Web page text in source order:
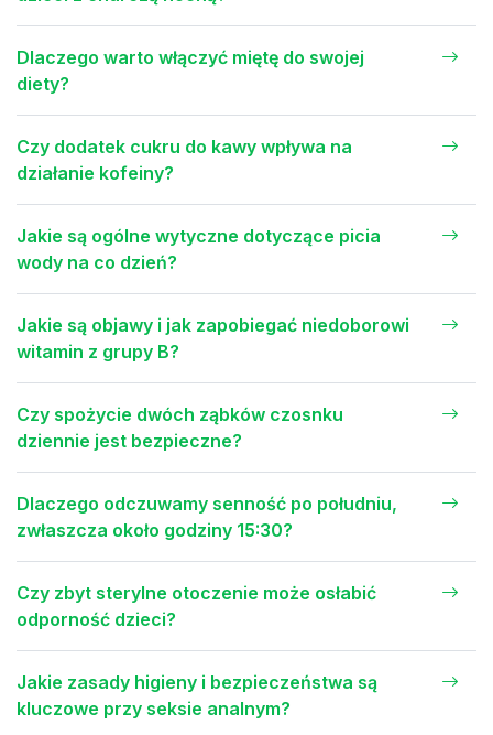
Dlaczego warto włączyć miętę do swojej
diety?
Czy dodatek cukru do kawy wpływa na
działanie kofeiny?
Jakie są ogólne wytyczne dotyczące picia
wody na co dzień?
Jakie są objawy i jak zapobiegać niedoborowi
witamin z grupy B?
Czy spożycie dwóch ząbków czosnku
dziennie jest bezpieczne?
Dlaczego odczuwamy senność po południu,
zwłaszcza około godziny 15:30?
Czy zbyt sterylne otoczenie może osłabić
odporność dzieci?
Jakie zasady higieny i bezpieczeństwa są
kluczowe przy seksie analnym?